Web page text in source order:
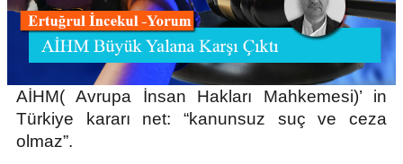
AİHM( Avrupa İnsan Hakları Mahkemesi)’ in
Türkiye kararı net: “kanunsuz suç ve ceza
olmaz”.